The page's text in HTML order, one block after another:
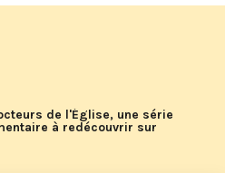
de l'Église, une série
à redécouvrir sur